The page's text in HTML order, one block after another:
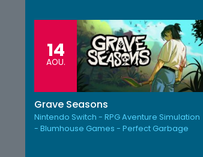
14
AOU.
Grave Seasons
Nintendo Switch - RPG Aventure Simulation
- Blumhouse Games - Perfect Garbage